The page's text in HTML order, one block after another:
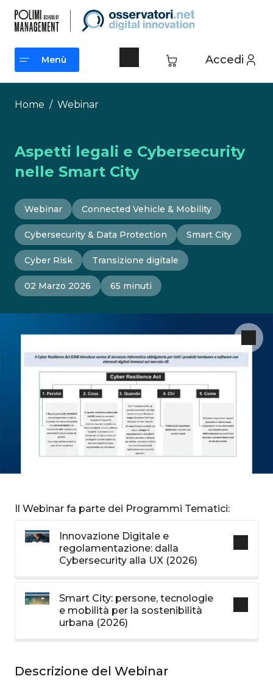
contenuto
Accedi
Menù
Menù
Home / Webinar
Aspetti legali e Cybersecurity
nelle Smart City
Webinar Connected Vehicle & Mobility
Cybersecurity & Data Protection Smart City
Cyber Risk Transizione digitale
02 Marzo 2026 65 minuti
Il Webinar fa parte dei Programmi Tematici:
Innovazione Digitale e
regolamentazione: dalla
Cybersecurity alla UX (2026)
Smart City: persone, tecnologie
e mobilità per la sostenibilità
urbana (2026)
Descrizione del Webinar